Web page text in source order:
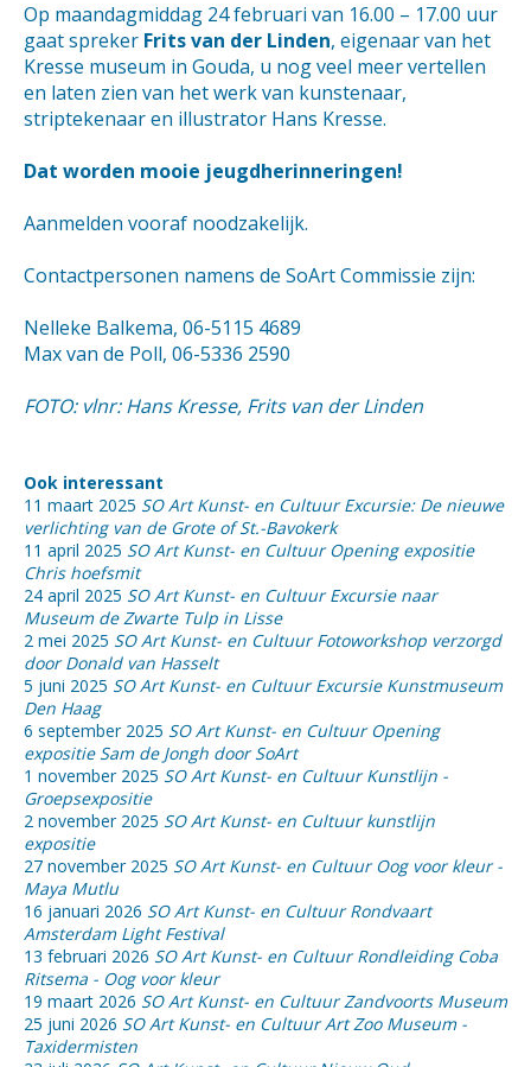
Op maandagmiddag 24 februari van 16.00 – 17.00 uur
gaat spreker Frits van der Linden, eigenaar van het
Kresse museum in Gouda, u nog veel meer vertellen
en laten zien van het werk van kunstenaar,
striptekenaar en illustrator Hans Kresse.
Dat worden mooie jeugdherinneringen!
Aanmelden vooraf noodzakelijk.
Contactpersonen namens de SoArt Commissie zijn:
Nelleke Balkema, 06-5115 4689
Max van de Poll, 06-5336 2590
FOTO: vlnr: Hans Kresse, Frits van der Linden
Ook interessant
11 maart 2025 SO Art Kunst- en Cultuur Excursie: De nieuwe
verlichting van de Grote of St.-Bavokerk
11 april 2025 SO Art Kunst- en Cultuur Opening expositie
Chris hoefsmit
24 april 2025 SO Art Kunst- en Cultuur Excursie naar
Museum de Zwarte Tulp in Lisse
2 mei 2025 SO Art Kunst- en Cultuur Fotoworkshop verzorgd
door Donald van Hasselt
5 juni 2025 SO Art Kunst- en Cultuur Excursie Kunstmuseum
Den Haag
6 september 2025 SO Art Kunst- en Cultuur Opening
expositie Sam de Jongh door SoArt
1 november 2025 SO Art Kunst- en Cultuur Kunstlijn -
Groepsexpositie
2 november 2025 SO Art Kunst- en Cultuur kunstlijn
expositie
27 november 2025 SO Art Kunst- en Cultuur Oog voor kleur -
Maya Mutlu
16 januari 2026 SO Art Kunst- en Cultuur Rondvaart
Amsterdam Light Festival
13 februari 2026 SO Art Kunst- en Cultuur Rondleiding Coba
Ritsema - Oog voor kleur
19 maart 2026 SO Art Kunst- en Cultuur Zandvoorts Museum
25 juni 2026 SO Art Kunst- en Cultuur Art Zoo Museum -
Taxidermisten